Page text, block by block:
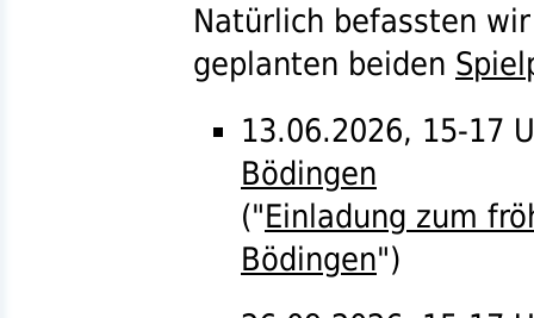
Natürlich befassten
geplanten beiden
13.06.2026, 15-17
Bödingen
("Einladung zum
Bödingen")